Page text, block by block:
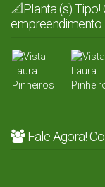
📐Planta (s)
empreendimento.
Fale Agora!